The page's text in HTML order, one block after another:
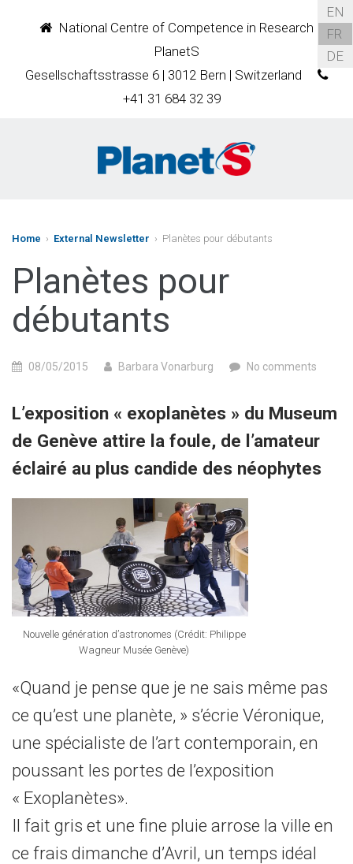
National Centre of Competence in Research
PlanetS
Gesellschaftsstrasse 6 | 3012 Bern | Switzerland
+41 31 684 32 39
EN
FR
DE
Home › External Newsletter › Planètes pour débutants
Planètes pour
débutants
08/05/2015 Barbara Vonarburg No comments
L’exposition « exoplanètes » du Museum
de Genève attire la foule, de l’amateur
éclairé au plus candide des néophytes
Nouvelle génération d’astronomes (Crédit: Philippe
Wagneur Musée Genève)
«Quand je pense que je ne sais même pas
ce qu’est une planète, » s’écrie Véronique,
une spécialiste de l’art contemporain, en
poussant les portes de l’exposition
« Exoplanètes».
Il fait gris et une fine pluie arrose la ville en
ce frais dimanche d’Avril, un temps idéal